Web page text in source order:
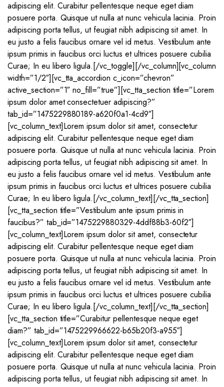
adipiscing elit. Curabitur pellentesque neque eget diam
posuere porta. Quisque ut nulla at nunc vehicula lacinia. Proin
adipiscing porta tellus, ut feugiat nibh adipiscing sit amet. In
eu justo a felis faucibus ornare vel id metus. Vestibulum ante
ipsum primis in faucibus orci luctus et ultrices posuere cubilia
Curae; In eu libero ligula.[/vc_toggle][/vc_column][vc_column
width=”1/2″][vc_tta_accordion c_icon=”chevron”
active_section=”1″ no_fill=”true”][vc_tta_section title=”Lorem
ipsum dolor amet consectetuer adipiscing?”
tab_id=”1475229880189-a620f0a1-4cd9″]
[vc_column_text]Lorem ipsum dolor sit amet, consectetur
adipiscing elit. Curabitur pellentesque neque eget diam
posuere porta. Quisque ut nulla at nunc vehicula lacinia. Proin
adipiscing porta tellus, ut feugiat nibh adipiscing sit amet. In
eu justo a felis faucibus ornare vel id metus. Vestibulum ante
ipsum primis in faucibus orci luctus et ultrices posuere cubilia
Curae; In eu libero ligula.[/vc_column_text][/vc_tta_section]
[vc_tta_section title=”Vestibulum ante ipsum primis in
faucibus?” tab_id=”1475229880329-4ddf88b3-60f2″]
[vc_column_text]Lorem ipsum dolor sit amet, consectetur
adipiscing elit. Curabitur pellentesque neque eget diam
posuere porta. Quisque ut nulla at nunc vehicula lacinia. Proin
adipiscing porta tellus, ut feugiat nibh adipiscing sit amet. In
eu justo a felis faucibus ornare vel id metus. Vestibulum ante
ipsum primis in faucibus orci luctus et ultrices posuere cubilia
Curae; In eu libero ligula.[/vc_column_text][/vc_tta_section]
[vc_tta_section title=”Curabitur pellentesque neque eget
diam?” tab_id=”1475229966622-b65b20f3-a955″]
[vc_column_text]Lorem ipsum dolor sit amet, consectetur
adipiscing elit. Curabitur pellentesque neque eget diam
posuere porta. Quisque ut nulla at nunc vehicula lacinia. Proin
adipiscing porta tellus, ut feugiat nibh adipiscing sit amet. In